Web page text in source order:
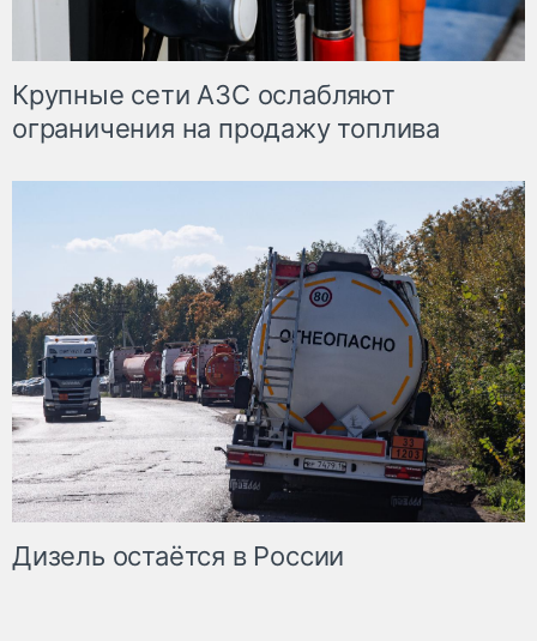
Крупные сети АЗС ослабляют
ограничения на продажу топлива
Дизель остаётся в России